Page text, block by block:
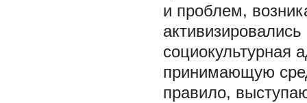
и проблем,
социокультурная
принимающую
правило,